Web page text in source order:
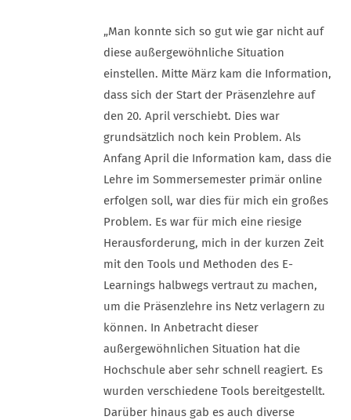
„Man konnte sich so gut wie gar nicht auf
diese außergewöhnliche Situation
einstellen. Mitte März kam die Information,
dass sich der Start der Präsenzlehre auf
den 20. April verschiebt. Dies war
grundsätzlich noch kein Problem. Als
Anfang April die Information kam, dass die
Lehre im Sommersemester primär online
erfolgen soll, war dies für mich ein großes
Problem. Es war für mich eine riesige
Herausforderung, mich in der kurzen Zeit
mit den Tools und Methoden des E-
Learnings halbwegs vertraut zu machen,
um die Präsenzlehre ins Netz verlagern zu
können. In Anbetracht dieser
außergewöhnlichen Situation hat die
Hochschule aber sehr schnell reagiert. Es
wurden verschiedene Tools bereitgestellt.
Darüber hinaus gab es auch diverse